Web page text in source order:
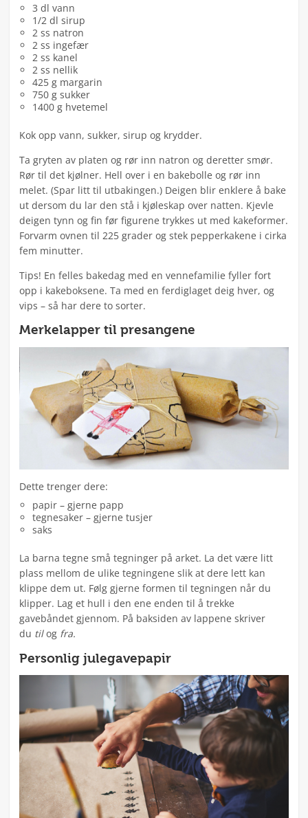
3 dl vann
1/2 dl sirup
2 ss natron
2 ss ingefær
2 ss kanel
2 ss nellik
425 g margarin
750 g sukker
1400 g hvetemel
Kok opp vann, sukker, sirup og krydder.
Ta gryten av platen og rør inn natron og deretter smør.
Rør til det kjølner. Hell over i en bakebolle og rør inn
melet. (Spar litt til utbakingen.) Deigen blir enklere å bake
ut dersom du lar den stå i kjøleskap over natten. Kjevle
deigen tynn og fin før figurene trykkes ut med kakeformer.
Forvarm ovnen til 225 grader og stek pepperkakene i cirka
fem minutter.
Tips! En felles bakedag med en vennefamilie fyller fort
opp i kakeboksene. Ta med en ferdiglaget deig hver, og
vips – så har dere to sorter.
Merkelapper til presangene
Dette trenger dere:
papir – gjerne papp
tegnesaker – gjerne tusjer
saks
La barna tegne små tegninger på arket. La det være litt
plass mellom de ulike tegningene slik at dere lett kan
klippe dem ut. Følg gjerne formen til tegningen når du
klipper. Lag et hull i den ene enden til å trekke
gavebåndet gjennom. På baksiden av lappene skriver
du tilog fra.
Personlig julegavepapir